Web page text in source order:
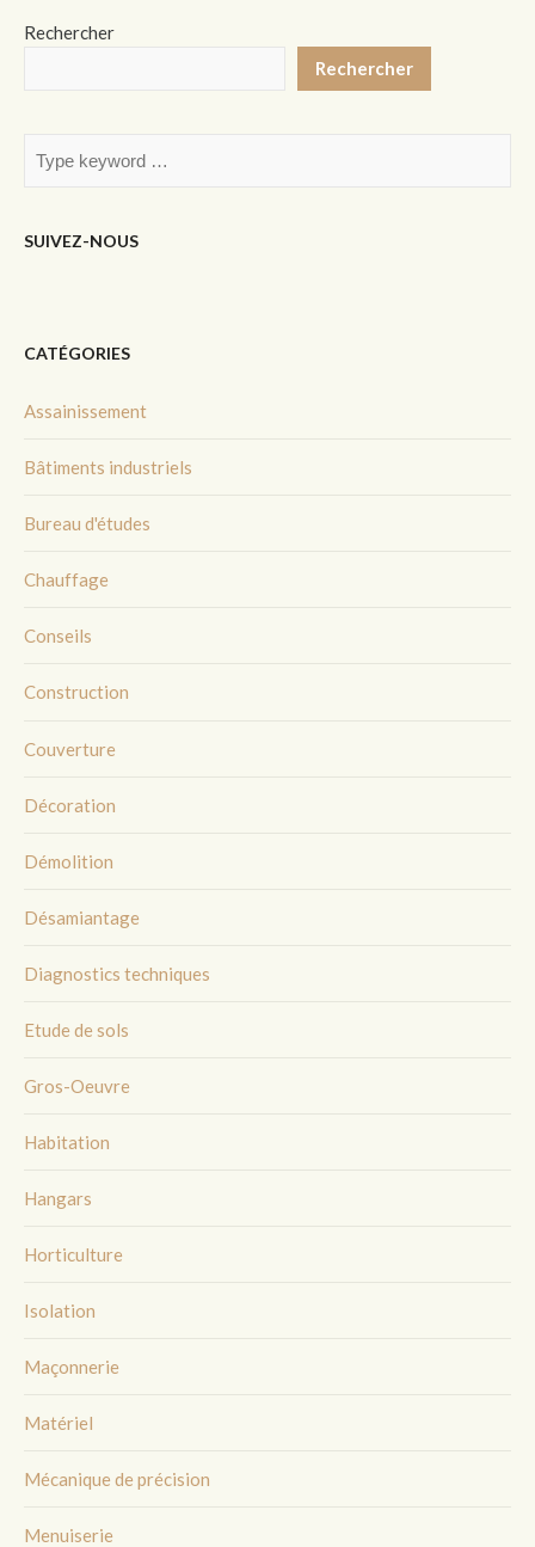
Rechercher
Rechercher
SUIVEZ-NOUS
CATÉGORIES
Assainissement
Bâtiments industriels
Bureau d'études
Chauffage
Conseils
Construction
Couverture
Décoration
Démolition
Désamiantage
Diagnostics techniques
Etude de sols
Gros-Oeuvre
Habitation
Hangars
Horticulture
Isolation
Maçonnerie
Matériel
Mécanique de précision
Menuiserie